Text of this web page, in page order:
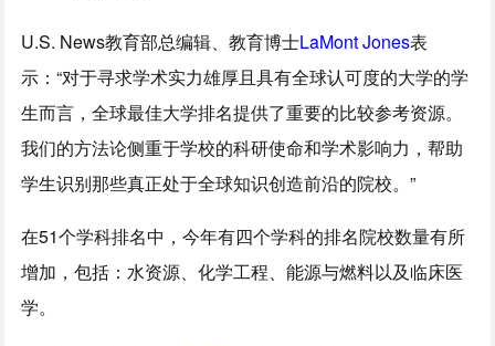
U.S. News教育部总编辑、教育博士LaMont Jones表
示：“对于寻求学术实力雄厚且具有全球认可度的大学的学
生而言，全球最佳大学排名提供了重要的比较参考资源。
我们的方法论侧重于学校的科研使命和学术影响力，帮助
学生识别那些真正处于全球知识创造前沿的院校。”
在51个学科排名中，今年有四个学科的排名院校数量有所
增加，包括：水资源、化学工程、能源与燃料以及临床医
学。